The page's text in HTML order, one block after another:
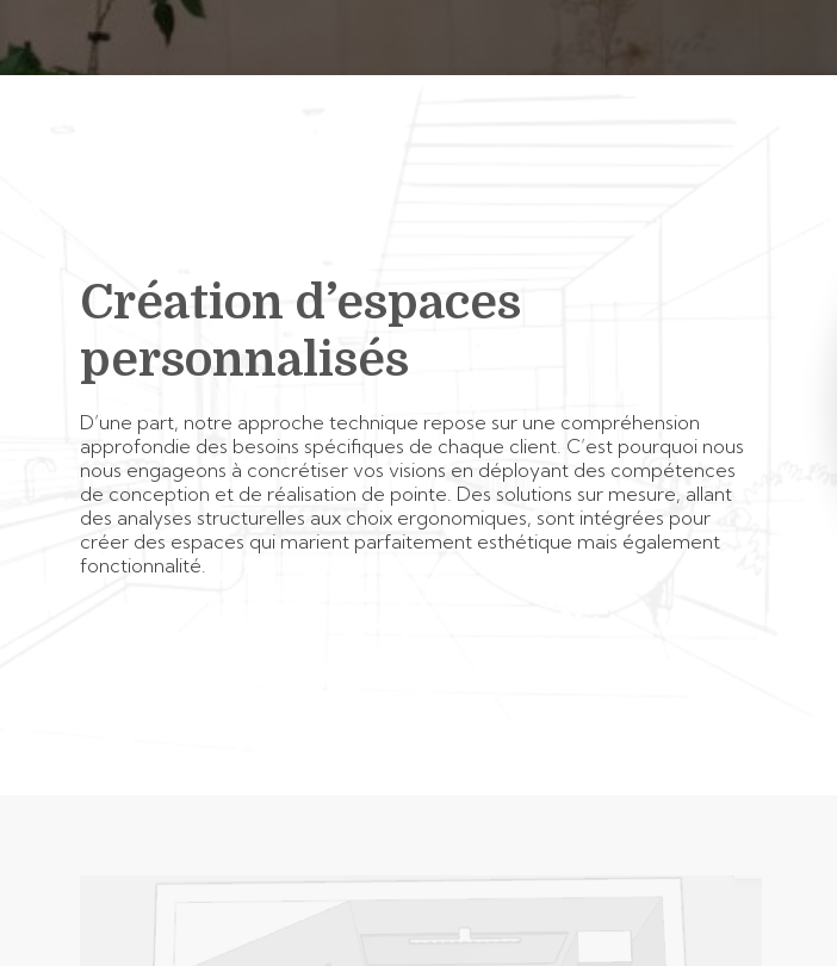
Création d’espaces
personnalisés
D’une part, notre approche technique repose sur une compréhension
approfondie des besoins spécifiques de chaque client. C’est pourquoi nous
nous engageons à concrétiser vos visions en déployant des compétences
de conception et de réalisation de pointe. Des solutions sur mesure, allant
des analyses structurelles aux choix ergonomiques, sont intégrées pour
créer des espaces qui marient parfaitement esthétique mais également
fonctionnalité.